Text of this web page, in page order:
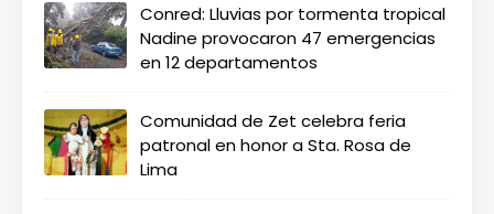
Conred: Lluvias por tormenta tropical
Nadine provocaron 47 emergencias
en 12 departamentos
Comunidad de Zet celebra feria
patronal en honor a Sta. Rosa de
Lima